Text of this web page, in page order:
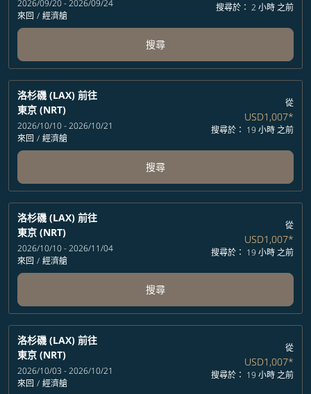
2026/09/20 - 2026/09/24
來回 / 經濟艙
搜尋於： 2 小時 之前
搜尋
洛杉磯 (LAX) 前往
東京 (NRT)
2026/10/10 - 2026/10/21
來回 / 經濟艙
從
USD1,007*
搜尋於： 19 小時 之前
搜尋
洛杉磯 (LAX) 前往
東京 (NRT)
2026/10/10 - 2026/11/04
來回 / 經濟艙
從
USD1,007*
搜尋於： 19 小時 之前
搜尋
洛杉磯 (LAX) 前往
東京 (NRT)
2026/10/03 - 2026/10/21
來回 / 經濟艙
從
USD1,007*
搜尋於： 19 小時 之前